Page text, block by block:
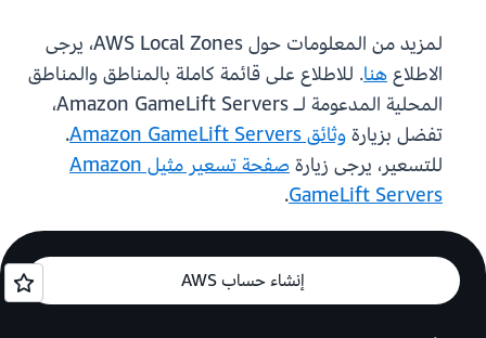
لمزيد من المعلومات حول AWS Local Zones، يرجى
الاطلاعهنا. للاطلاع على قائمة كاملة بالمناطق والمناطق
المحلية المدعومة لـ Amazon GameLift Servers،
تفضل بزيارةوثائق Amazon GameLift Servers
.
للتسعير، يرجى زيارة
صفحة تسعير مثيل Amazon
GameLift Servers
.
إنشاء حساب AWS